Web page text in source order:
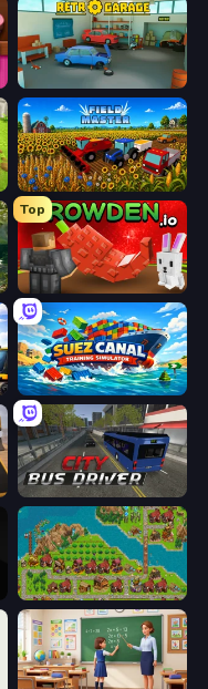
Field Master
Top
Grow A Garden | Growden.io
Suez Canal Training Simulator
City Bus Driver
City Idle